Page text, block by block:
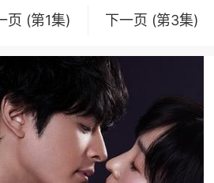
页 (第1集) 下一页 (第3集)